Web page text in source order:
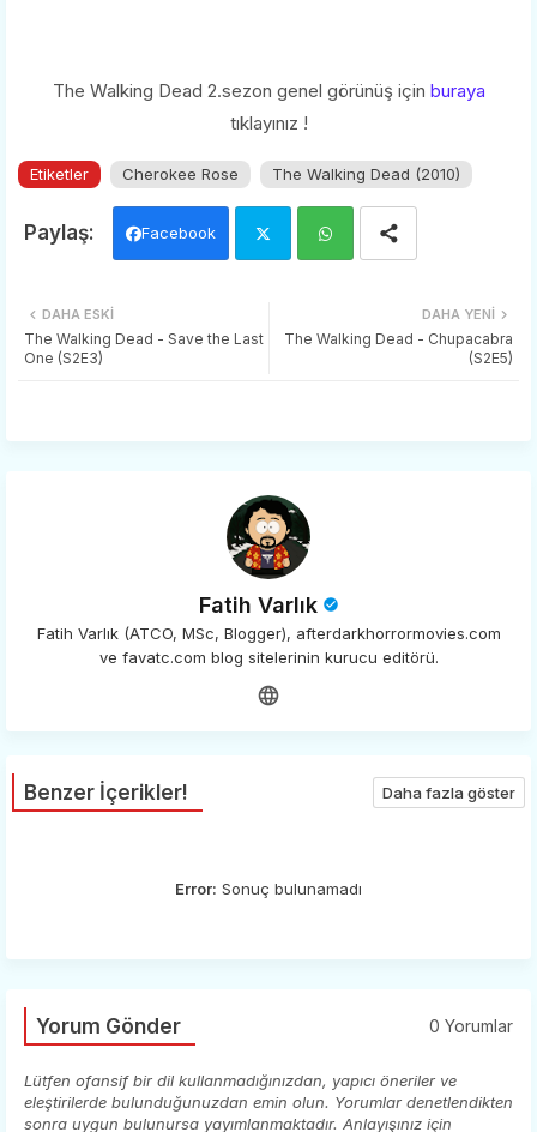
The Walking Dead 2.sezon genel görünüş için buraya
tıklayınız !
Etiketler Cherokee Rose The Walking Dead (2010)
Facebook
tter ats
DAHA YENI
The Walking Dead - Chupacabra
(S2E5)
DAHA ESKI
The Walking Dead - Save the Last
One (S2E3)
Fatih Varlık
Fatih Varlık (ATCO, MSc, Blogger), afterdarkhorrormovies.com
ve favatc.com blog sitelerinin kurucu editörü.
Benzer İçerikler! Daha fazla göster
Error: Sonuç bulunamadı
Yorum Gönder 0 Yorumlar
Lütfen ofansif bir dil kullanmadığınızdan, yapıcı öneriler ve
eleştirilerde bulunduğunuzdan emin olun. Yorumlar denetlendikten
sonra uygun bulunursa yayımlanmaktadır. Anlayışınız için